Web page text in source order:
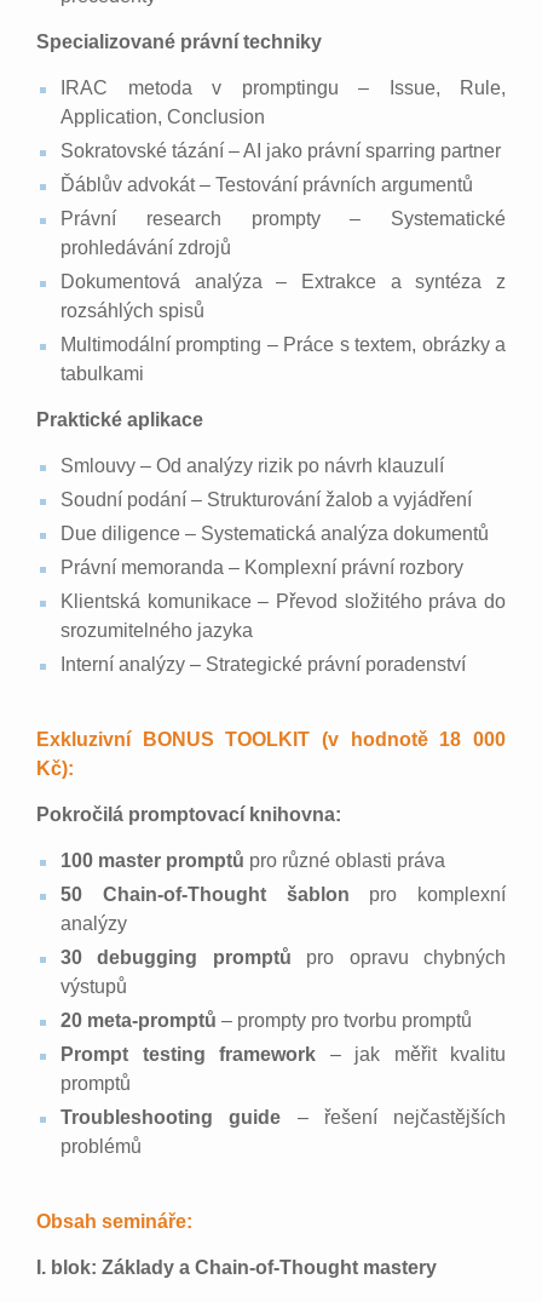
Specializované právní techniky
IRAC metoda v promptingu – Issue, Rule,
Application, Conclusion
Sokratovské tázání – AI jako právní sparring partner
Ďáblův advokát – Testování právních argumentů
Právní research prompty – Systematické
prohledávání zdrojů
Dokumentová analýza – Extrakce a syntéza z
rozsáhlých spisů
Multimodální prompting – Práce s textem, obrázky a
tabulkami
Praktické aplikace
Smlouvy – Od analýzy rizik po návrh klauzulí
Soudní podání – Strukturování žalob a vyjádření
Due diligence – Systematická analýza dokumentů
Právní memoranda – Komplexní právní rozbory
Klientská komunikace – Převod složitého práva do
srozumitelného jazyka
Interní analýzy – Strategické právní poradenství
Exkluzivní BONUS TOOLKIT (v hodnotě 18 000
Kč):
Pokročilá promptovací knihovna:
100 master promptů pro různé oblasti práva
50 Chain-of-Thought šablon pro komplexní
analýzy
30 debugging promptů pro opravu chybných
výstupů
20 meta-promptů – prompty pro tvorbu promptů
Prompt testing framework – jak měřit kvalitu
promptů
Troubleshooting guide – řešení nejčastějších
problémů
Obsah semináře:
I. blok: Základy a Chain-of-Thought mastery